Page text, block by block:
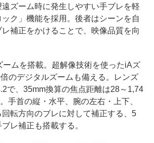
ズーム時に発生しやすい手ブレを軽
ク」機能を採用。後者はシーンを自
補正をかけることで、映像品質を向
ームを搭載。超解像技術を使ったiAズ
のデジタルズームも備える。レンズ
で、35mm換算の焦点距離は28～1,74
手首の縦・水平、腕の左右・上下、
転方向のブレに対して補正する、5
レ補正も搭載する。